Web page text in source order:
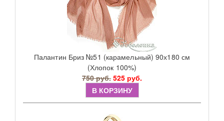
Палантин Бриз №51 (карамельный) 90х180 см
(Хлопок 100%)
750 руб. 525 руб.
В КОРЗИНУ